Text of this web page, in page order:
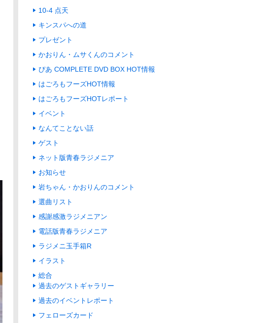
10-4 点天
キンスパへの道
プレゼント
かおりん・ムサくんのコメント
ぴあ COMPLETE DVD BOX HOT情報
はごろもフーズHOT情報
はごろもフーズHOTレポート
イベント
なんてことない話
ゲスト
ネット版青春ラジメニア
お知らせ
岩ちゃん・かおりんのコメント
選曲リスト
感謝感激ラジメニアン
電話版青春ラジメニア
ラジメニ玉手箱R
イラスト
総合
過去のゲストギャラリー
過去のイベントレポート
フェローズカード